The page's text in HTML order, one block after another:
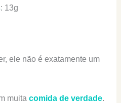
: 13g
ele não é exatamente um
muita comida de verdade.